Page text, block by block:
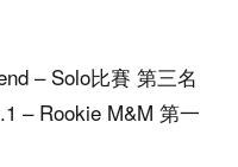
– Solo比賽 第三名
– Rookie M&M 第一